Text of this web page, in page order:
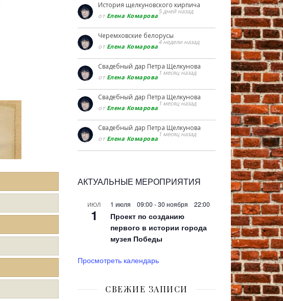
История щелкуновского кирпича
от Елена Комарова
5 дней назад
Черемховские белорусы
от Елена Комарова
4 недели назад
Свадебный дар Петра Щелкунова
от Елена Комарова
1 месяц назад
Свадебный дар Петра Щелкунова
от Елена Комарова
1 месяц назад
Свадебный дар Петра Щелкунова
от Елена Комарова
1 месяц назад
АКТУАЛЬНЫЕ МЕРОПРИЯТИЯ
ИЮЛ
1
1 июля 09:00 -30 ноября 22:00
Проект по созданию
первого в истории города
музея Победы
Просмотреть календарь
СВЕЖИЕ ЗАПИСИ